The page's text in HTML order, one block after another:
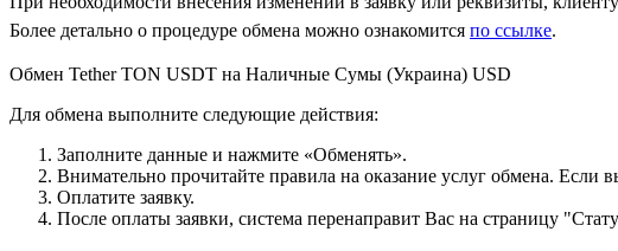
Более детально о процедуре обмена можно ознакомится по ссылке.
Обмен Tether TON USDT на Наличные Сумы (Украина) USD
Для обмена выполните следующие действия:
Заполните данные и нажмите «Обменять».
Внимательно прочитайте правила на оказание услуг обмена. Если
Оплатите заявку.
После оплаты заявки, система перенаправит Вас на страницу